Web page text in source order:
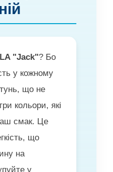
"Jack"? Бо
у кожному
що не
кольори, які
смак. Це
що
на
у